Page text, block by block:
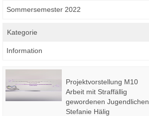
Sommersemester 2022
Kategorie
Information
Projektvorstellung M10
Arbeit mit Straffällig
gewordenen Jugendlichen
Stefanie Hälig